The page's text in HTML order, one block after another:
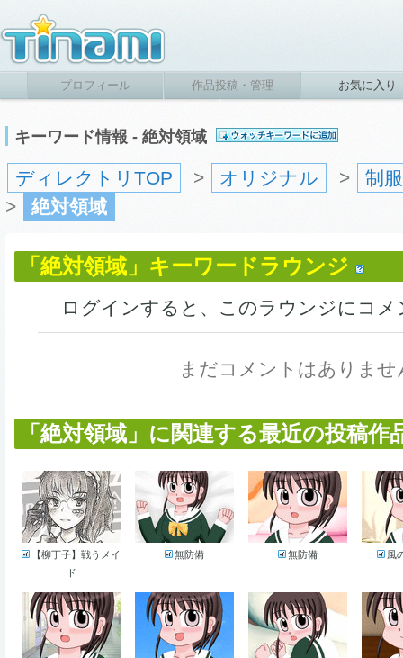
プロフィール 作品投稿・管理 お気に入り
キーワード情報 - 絶対領域
ディレクトリTOP > オリジナル >
制
>
絶対領域
「絶対領域」キーワードラウンジ
ログインすると、このラウンジにコ
まだコメントはありませ
「絶対領域」に関連する最近の投稿作
【柳丁子】戦うメイ
ド
無防備 無防備 風